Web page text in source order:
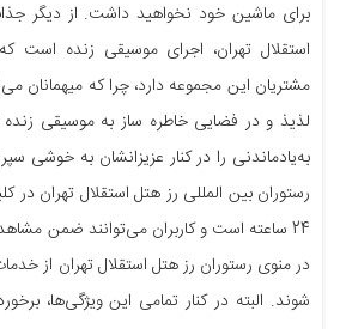
برای ماشین خود نخواهید داشت. از دیگر
استقلال تهران، اجرای موسیقی زنده است
مشتریان این مجموعه دارد، چرا که میهمانان
لذیذ و در فضایی خاطره ساز به موسیقی
به‌یادماندنی را در کنار عزیزانشان به خوشی
رستوران بین المللی رز هتل استقلال تهران در
24 ساعته است و کاربران می‌توانند ضمن
در منوی رستوران رز هتل استقلال تهران از
شوند. البته در کنار تمامی این ویژگی‌ها،